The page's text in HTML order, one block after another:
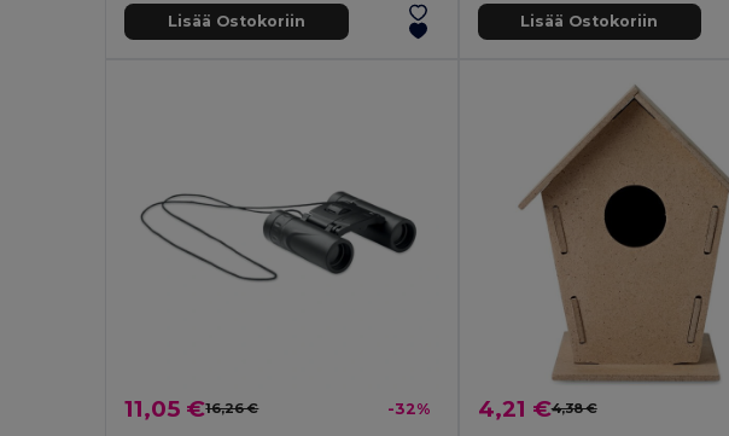
Lisää Ostokoriin Lisää Ostokoriin
11,05 €16,26 € -32% 4,21 €4,38 €